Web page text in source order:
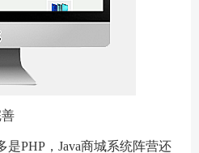
PHP，Java商城系统阵营还